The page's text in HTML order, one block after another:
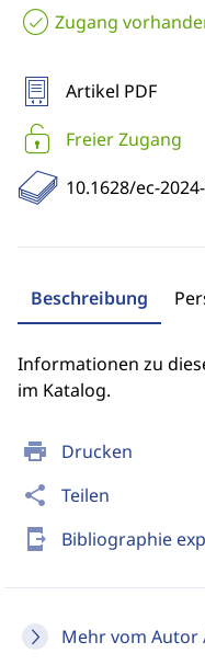
print Drucken
share Teilen
send_to_mobile Bibliographie
Mehr vom Autor
Zugang
Artikel PDF
Freier Zugang
10.1628/ec-
Beschreibung
Informationen zu
im Katalog.